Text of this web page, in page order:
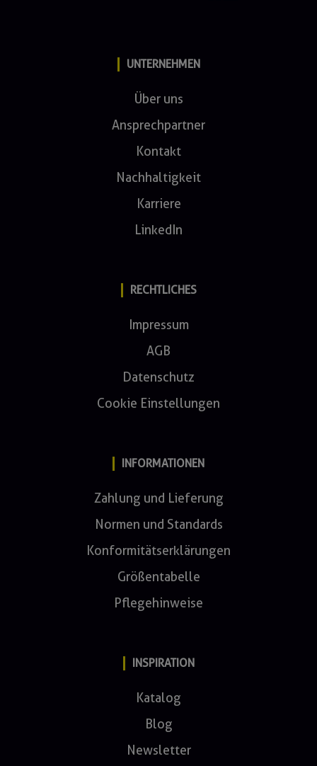
UNTERNEHMEN
Über uns
Ansprechpartner
Kontakt
Nachhaltigkeit
Karriere
LinkedIn
RECHTLICHES
Impressum
AGB
Datenschutz
Cookie Einstellungen
INFORMATIONEN
Zahlung und Lieferung
Normen und Standards
Konformitätserklärungen
Größentabelle
Pflegehinweise
INSPIRATION
Katalog
Blog
Newsletter